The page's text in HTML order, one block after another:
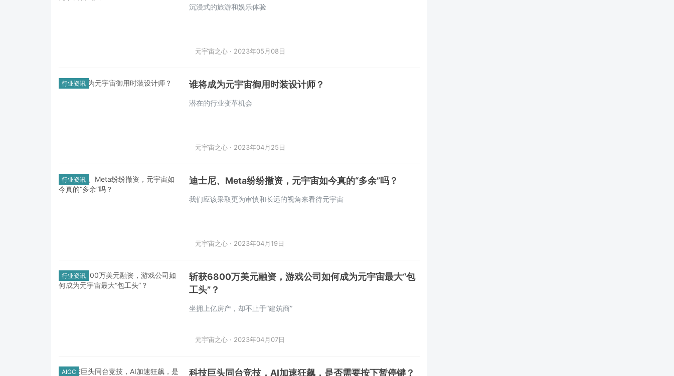
沉浸式的旅游和娱乐体验
元宇宙之心 · 2023年05月08日
行业资讯 谁将成为元宇宙御用时装设计师？
潜在的行业变革机会
元宇宙之心 · 2023年04月25日
行业资讯 迪士尼、Meta纷纷撤资，元宇宙如今真的“多余”吗？
我们应该采取更为审慎和长远的视角来看待元宇宙
元宇宙之心 · 2023年04月19日
行业资讯
斩获6800万美元融资，游戏公司如何成为元宇宙最大“包
工头”？
坐拥上亿房产，却不止于“建筑商”
元宇宙之心 · 2023年04月07日
AIGC 科技巨头同台竞技，AI加速狂飙，是否需要按下暂停键？